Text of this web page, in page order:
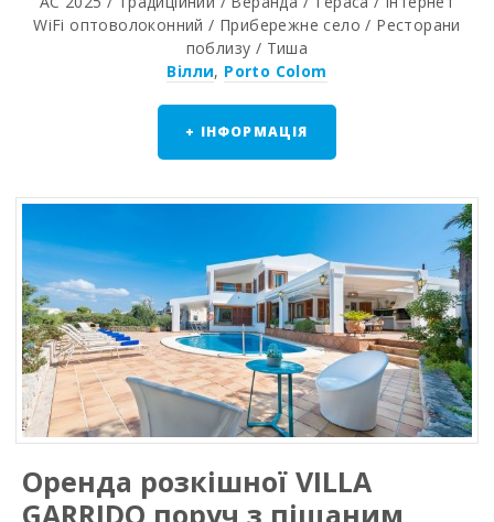
WiFi оптоволоконний / Прибережне село / Ресторани
поблизу / Тиша
Вілли, Porto Colom
+ ІНФОРМАЦІЯ
Оренда розкішної VILLA
GARRIDO поруч з піщаним